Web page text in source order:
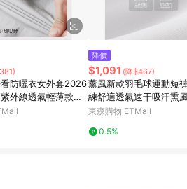
防曬衣女外套2026
外線透氣輕薄款防
降價
$1,091 (降$467)
薰風新款羽毛球運動短
練舒適透氣速干吸汗熏
2012
東森購物 ETMall
0.5%